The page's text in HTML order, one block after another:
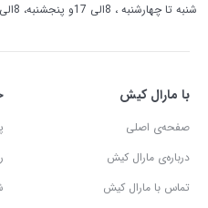
شنبه تا چهارشنبه ، 8الی 17و پنجشنبه، 8الی 14 میزبان صدای گرمتان هستیم
با مارال کیش
صفحه‌ی اصلی
درباره‌ی مارال کیش
تماس با مارال کیش